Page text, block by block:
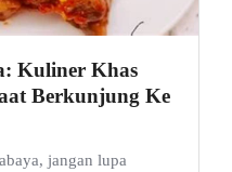
Kuliner Khas
Berkunjung Ke
jangan lupa